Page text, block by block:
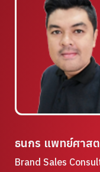
ธนกร แพทย์ศาส
Brand Sales